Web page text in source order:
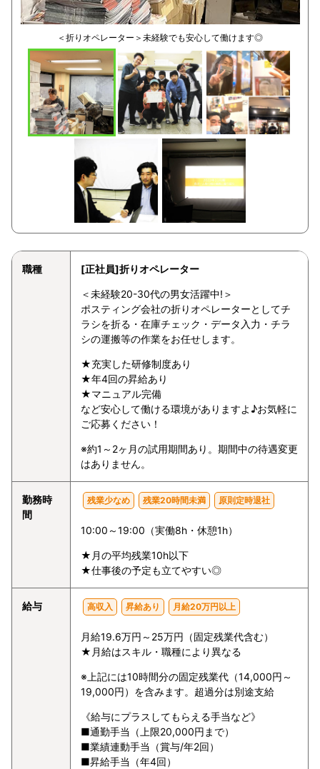
＜折りオペレーター＞未経験でも安心して働けます◎
職種 [正社員]折りオペレーター
＜未経験20-30代の男女活躍中!＞
ポスティング会社の折りオペレーターとしてチ
ラシを折る・在庫チェック・データ入力・チラ
シの運搬等の作業をお任せします。
★充実した研修制度あり
★年4回の昇給あり
★マニュアル完備
など安心して働ける環境がありますよ♪お気軽に
ご応募ください！
※約1～2ヶ月の試用期間あり。期間中の待遇変更
はありません。
勤務時
間
残業少なめ 残業20時間未満 原則定時退社
10:00～19:00（実働8h・休憩1h）
★月の平均残業10h以下
★仕事後の予定も立てやすい◎
給与 高収入 昇給あり 月給20万円以上
月給19.6万円～25万円（固定残業代含む）
★月給はスキル・職種により異なる
※上記には10時間分の固定残業代（14,000円～
19,000円）を含みます。超過分は別途支給
《給与にプラスしてもらえる手当など》
■通勤手当（上限20,000円まで）
■業績連動手当（賞与/年2回）
■昇給手当（年4回）